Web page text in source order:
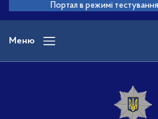
основного
вмісту
Портал в режимі
Меню